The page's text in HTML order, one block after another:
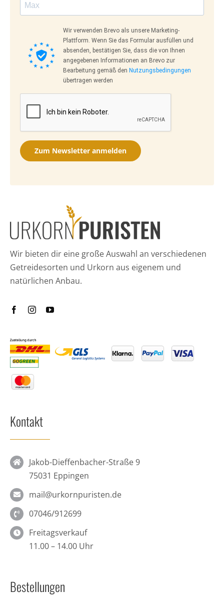
Wir verwenden Brevo als unsere Marketing-
Plattform. Wenn Sie das Formular ausfüllen und
absenden, bestätigen Sie, dass die von Ihnen
angegebenen Informationen an Brevo zur
Bearbeitung gemäß den Nutzungsbedingungen
übertragen werden
Zum Newsletter anmelden
Wir bieten dir eine große Auswahl an verschiedenen
Getreidesorten und Urkorn aus eigenem und
natürlichen Anbau.
Kontakt
Jakob-Dieffenbacher-Straße 9
75031 Eppingen
mail@urkornpuristen.de
07046/912699
Freitagsverkauf
11.00 – 14.00 Uhr
Bestellungen